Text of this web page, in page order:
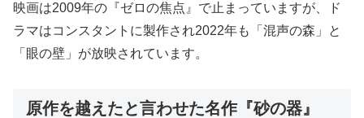
映画は2009年の『ゼロの焦点』で止まっていますが、ド
ラマはコンスタントに製作され2022年も「混声の森」と
「眼の壁」が放映されています。
原作を越えたと言わせた名作『砂の器』